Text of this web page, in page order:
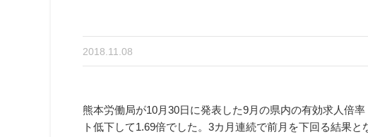
2018.11.08
熊本労働局が10月30日に発表した9月の県内の有効求人倍
ト低下して1.69倍でした。3カ月連続で前月を下回る結果